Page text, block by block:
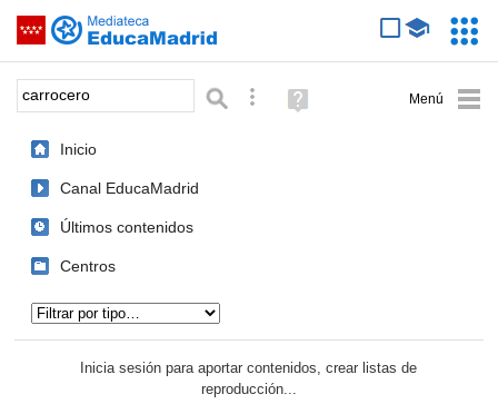
Saltar navegación
Palabra o frase: Búsqueda avanzada
Ayuda
(en
Inicio
Canal EducaMadrid
Últimos contenidos
Centros
Inicia sesión para aportar contenidos, crear listas de
reproducción...